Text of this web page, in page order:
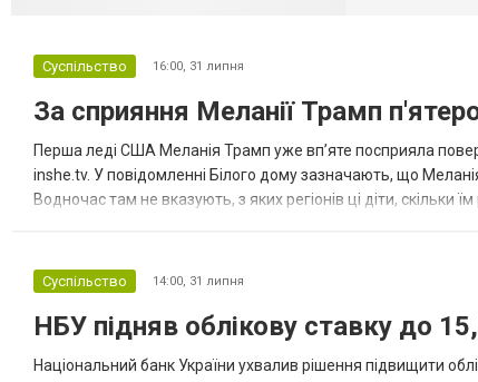
Суспільство 16:00, 31 липня
За сприяння Меланії Трамп
Перша леді США Меланія Трамп уже впʼяте посприяла
inshe.tv. У повідомленні Білого дому зазначають, що
Водночас там не вказують, з яких регіонів ці діти, скільки
Суспільство 14:00, 31 липня
НБУ підняв облікову ставку до
Національний банк України ухвалив рішення підвищити